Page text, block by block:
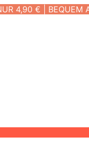
4,90 € | BEQUEM